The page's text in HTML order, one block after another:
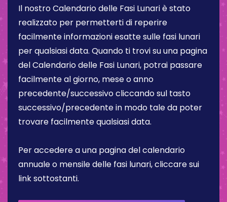
Il nostro Calendario delle Fasi Lunari è stato
realizzato per permetterti di reperire
facilmente informazioni esatte sulle fasi lunari
per qualsiasi data. Quando ti trovi su una pagina
del Calendario delle Fasi Lunari, potrai passare
facilmente al giorno, mese o anno
precedente/successivo cliccando sul tasto
successivo/precedente in modo tale da poter
trovare facilmente qualsiasi data.
Per accedere a una pagina del calendario
annuale o mensile delle fasi lunari, cliccare sui
link sottostanti.